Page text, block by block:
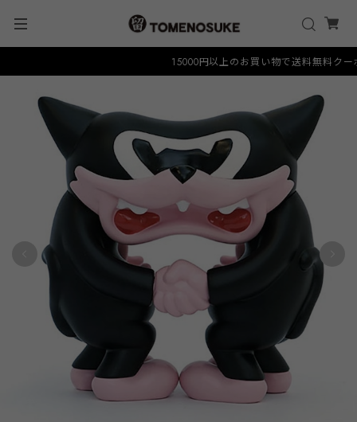
15000円以上のお買い物で送料無料クー